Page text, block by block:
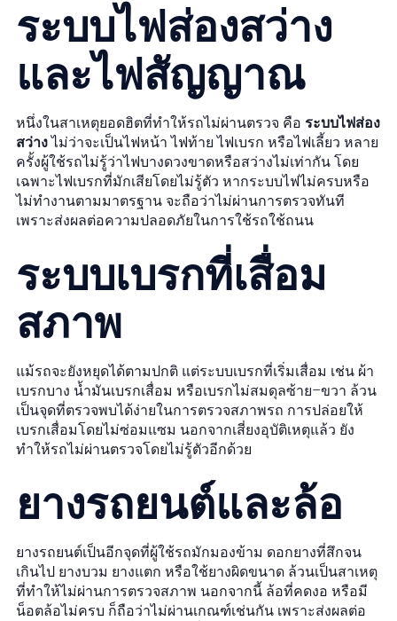
ระบบไฟส่องสว่าง
และไฟสัญญาณ
หนึ่งในสาเหตุยอดฮิตที่ทำให้รถไม่ผ่านตรวจ คือ ระบบไฟส่อง
สว่างไม่ว่าจะเป็นไฟหน้า ไฟท้าย ไฟเบรก หรือไฟเลี้ยว หลาย
ครั้งผู้ใช้รถไม่รู้ว่าไฟบางดวงขาดหรือสว่างไม่เท่ากัน โดย
เฉพาะไฟเบรกที่มักเสียโดยไม่รู้ตัว หากระบบไฟไม่ครบหรือ
ไม่ทำงานตามมาตรฐาน จะถือว่าไม่ผ่านการตรวจทันที
เพราะส่งผลต่อความปลอดภัยในการใช้รถใช้ถนน
ระบบเบรกที่เสื่อม
สภาพ
แม้รถจะยังหยุดได้ตามปกติ แต่ระบบเบรกที่เริ่มเสื่อม เช่น ผ้า
เบรกบาง น้ำมันเบรกเสื่อม หรือเบรกไม่สมดุลซ้าย–ขวา ล้วน
เป็นจุดที่ตรวจพบได้ง่ายในการตรวจสภาพรถ การปล่อยให้
เบรกเสื่อมโดยไม่ซ่อมแซม นอกจากเสี่ยงอุบัติเหตุแล้ว ยัง
ทำให้รถไม่ผ่านตรวจโดยไม่รู้ตัวอีกด้วย
ยางรถยนต์และล้อ
ยางรถยนต์เป็นอีกจุดที่ผู้ใช้รถมักมองข้าม ดอกยางที่สึกจน
เกินไป ยางบวม ยางแตก หรือใช้ยางผิดขนาด ล้วนเป็นสาเหตุ
ที่ทำให้ไม่ผ่านการตรวจสภาพ นอกจากนี้ ล้อที่คดงอ หรือมี
น็อตล้อไม่ครบ ก็ถือว่าไม่ผ่านเกณฑ์เช่นกัน เพราะส่งผลต่อ